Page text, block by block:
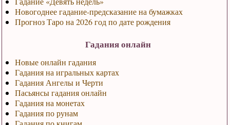
Новогоднее гадание-предсказание на бумажках
Прогноз Таро на 2026 год по дате рождения
Гадания онлайн
Новые онлайн гадания
Гадания на игральных картах
Гадания Ангелы и Черти
Пасьянсы гадания онлайн
Гадания на монетах
Гадания по рунам